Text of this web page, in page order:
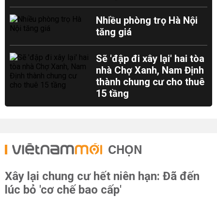
Nhiều phòng trọ Hà Nội
tăng giá
Sẽ 'đập đi xây lại' hai tòa
nhà Chợ Xanh, Nam Định
thành chung cư cho thuê
15 tầng
CHỌN
Xây lại chung cư hết niên hạn: Đã đến
lúc bỏ 'cơ chế bao cấp'